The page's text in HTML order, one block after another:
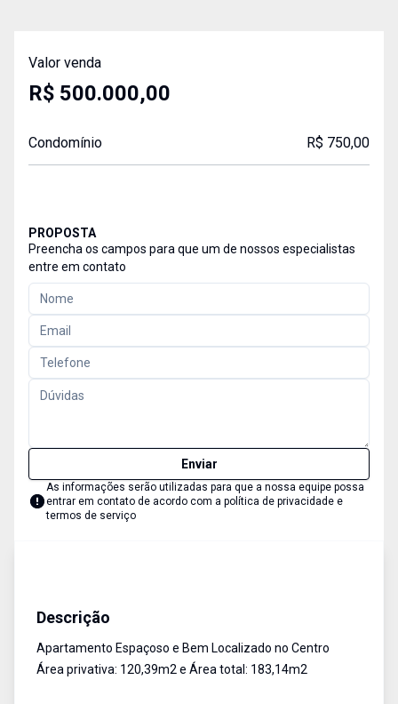
Valor venda
R$ 500.000,00
Condomínio R$ 750,00
PROPOSTA
Preencha os campos para que um de nossos especialistas
entre em contato
Enviar
As informações serão utilizadas para que a nossa equipe possa
entrar em contato de acordo com a política de privacidade e
termos de serviço
Descrição
Apartamento Espaçoso e Bem Localizado no Centro
Área privativa: 120,39m2 e Área total: 183,14m2